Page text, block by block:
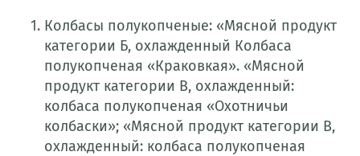
Колбасы полукопченые: «Мясной продукт
категории Б, охлажденный Колбаса
полукопченая «Краковкая». «Мясной
продукт категории В, охлажденный:
колбаса полукопченая «Охотничьи
колбаски»; «Мясной продукт категории В,
охлажденный: колбаса полукопченая